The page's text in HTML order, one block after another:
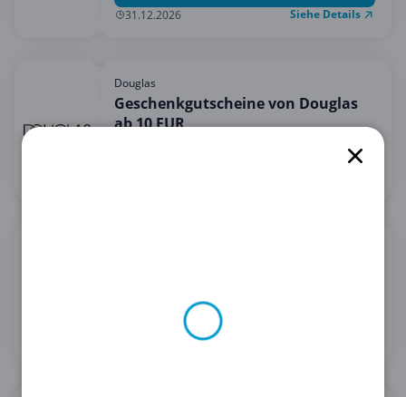
31.12.2026 Siehe Details
Douglas
Geschenkgutscheine von Douglas
ab 10 EUR
5 % Rabatt erhalten